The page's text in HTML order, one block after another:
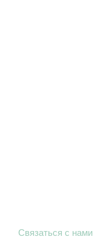
Связаться с нами